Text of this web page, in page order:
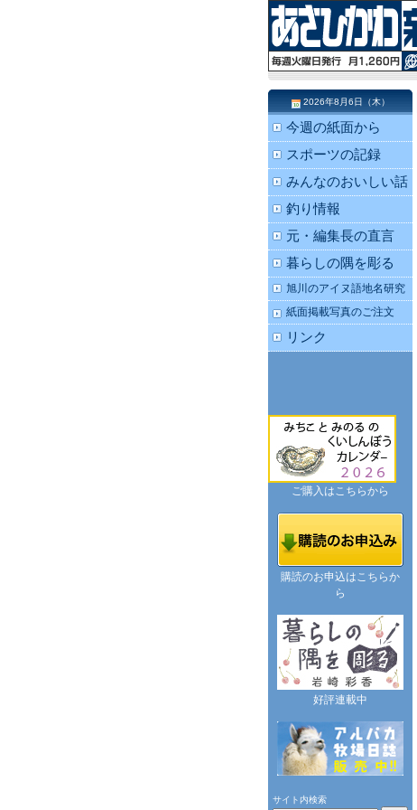
2026年8月6日（木）
今週の紙面から
スポーツの記録
みんなのおいしい話
釣り情報
元・編集長の直言
暮らしの隅を彫る
旭川のアイヌ語地名研究
紙面掲載写真のご注文
リンク
ご購入はこちらから
購読のお申込はこちらか
ら
好評連載中
サイト内検索